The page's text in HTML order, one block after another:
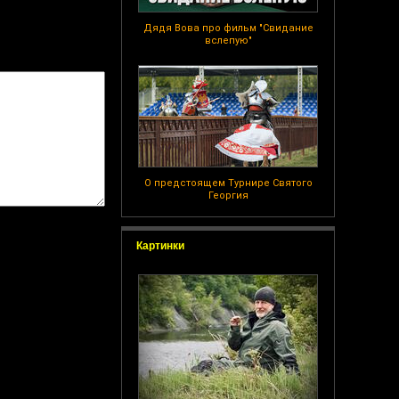
Дядя Вова про фильм "Свидание
вслепую"
О предстоящем Турнире Святого
Георгия
Картинки